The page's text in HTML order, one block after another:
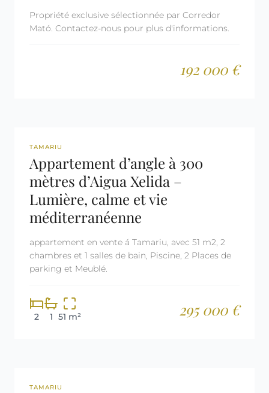
Propriété exclusive sélectionnée par Corredor
Mató. Contactez-nous pour plus d'informations.
192 000 €
REF: 2679
TAMARIU
Appartement d’angle à 300
mètres d’Aigua Xelida –
Lumière, calme et vie
méditerranéenne
appartement en vente á Tamariu, avec 51 m2, 2
chambres et 1 salles de bain, Piscine, 2 Places de
parking et Meublé.
2 1 51 m² 295 000 €
REF: 3030
TAMARIU